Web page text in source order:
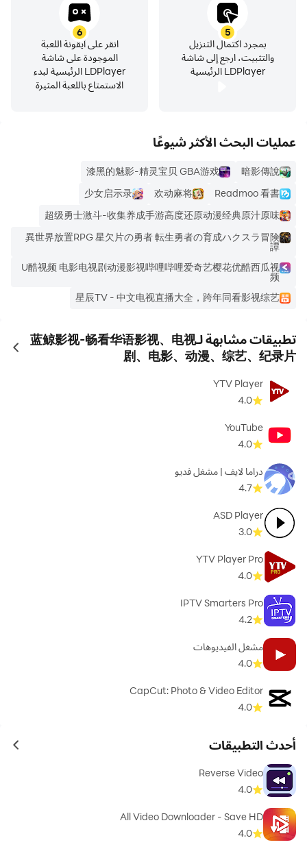
5
بمجرد اكتمال التنزيل
والتثبيت، ارجع إلى شاشة
LDPlayer الرئيسية
6
انقر على أيقونة اللعبة
الموجودة على شاشة
LDPlayer الرئيسية لبدء
الاستمتاع باللعبة المثيرة
عمليات البحث الأكثر شيوعًا
暗影傳說
漆黑的魅影-精灵宝贝 GBA游戏
Readmoo 看書
欢动麻将
少女启示录
超级勇士激斗-收集养成手游高度还原动漫经典原汁原味
異世界放置RPG 星欠片の勇者 転生勇者の育成ハクスラ冒険
譚
U酷视频 电影电视剧动漫影视哔哩哔哩爱奇艺樱花优酷西瓜视
频
星辰TV - 中文电视直播大全，跨年同看影视综艺
تطبيقات مشابهة لـ蓝鲸影视-畅看华语影视、电视
剧、电影、动漫、综艺、纪录片
YTV Player
4.0
YouTube
4.0
دراما لايف | مشغل فديو
4.7
ASD Player
3.0
YTV Player Pro
4.0
IPTV Smarters Pro
4.2
مشغل الفيديوهات
4.0
CapCut: Photo & Video Editor
4.0
أحدث التطبيقات
Reverse Video
4.0
All Video Downloader - Save HD
4.0